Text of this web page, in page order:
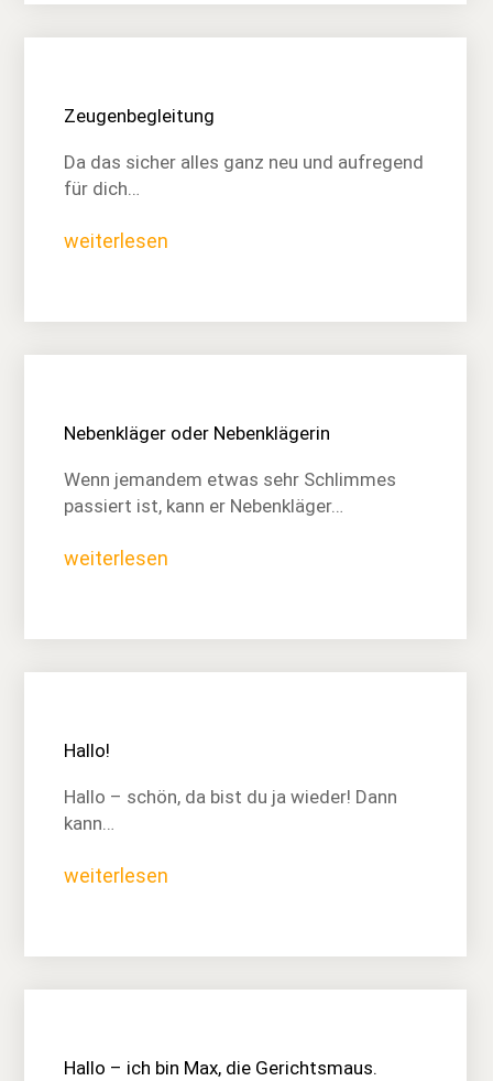
Zeugenbegleitung
Da das sicher alles ganz neu und aufregend
für dich…
weiterlesen
Nebenkläger oder Nebenklägerin
Wenn jemandem etwas sehr Schlimmes
passiert ist, kann er Nebenkläger…
weiterlesen
Hallo!
Hallo – schön, da bist du ja wieder! Dann
kann…
weiterlesen
Hallo – ich bin Max, die Gerichtsmaus.